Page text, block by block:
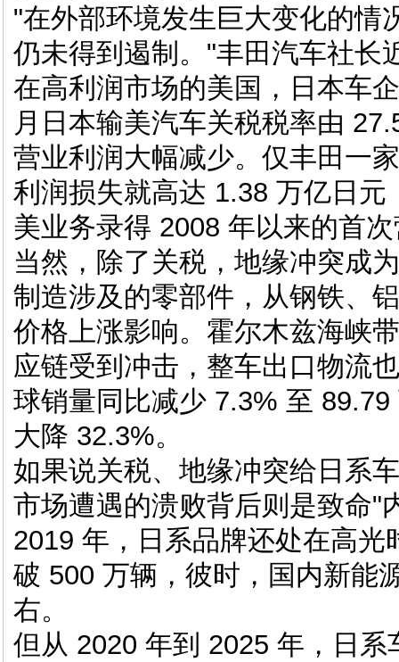
"在外部环境发生巨大变化的情
仍未得到遏制。"丰田汽车社长
在高利润市场的美国，日本车
月日本输美汽车关税税率由
营业利润大幅减少。仅丰田一
利润损失就高达 1.38 万亿日
美业务录得 2008 年以来的首
当然，除了关税，地缘冲突成
制造涉及的零部件，从钢铁、
价格上涨影响。霍尔木兹海峡
应链受到冲击，整车出口物流
球销量同比减少 7.3% 至
大降 32.3%。
如果说关税、地缘冲突给日系
市场遭遇的溃败背后则是致命"
2019 年，日系品牌还处在高
破 500 万辆，彼时，国内新能
右。
但从 2020 年到 2025 年，日